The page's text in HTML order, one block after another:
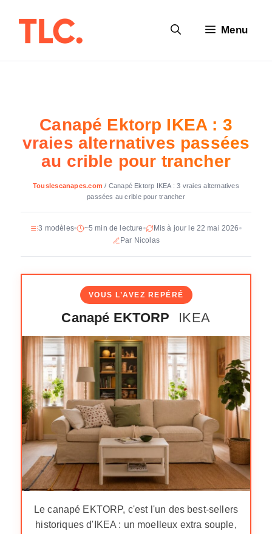
Menu
Canapé Ektorp IKEA : 3
vraies alternatives passées
au crible pour trancher
Touslescanapes.com / Canapé Ektorp IKEA : 3 vraies alternatives
passées au crible pour trancher
3 modèles ~5 min de lecture
Mis à jour le 22 mai 2026
Par Nicolas
VOUS L’AVEZ REPÉRÉ
Canapé EKTORP IKEA
Le canapé EKTORP, c'est l'un des best-sellers
historiques d'IKEA : un moelleux extra souple,